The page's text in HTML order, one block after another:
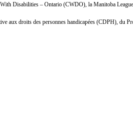
Disabilities – Ontario (CWDO), la Manitoba
aux droits des personnes handicapées (CDPH), du